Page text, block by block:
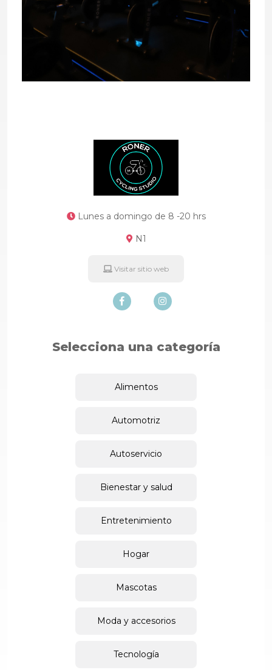
Lunes a domingo de 8 -20 hrs
N1
Visitar sitio web
Selecciona una categoría
Alimentos
Automotriz
Autoservicio
Bienestar y salud
Entretenimiento
Hogar
Mascotas
Moda y accesorios
Tecnología